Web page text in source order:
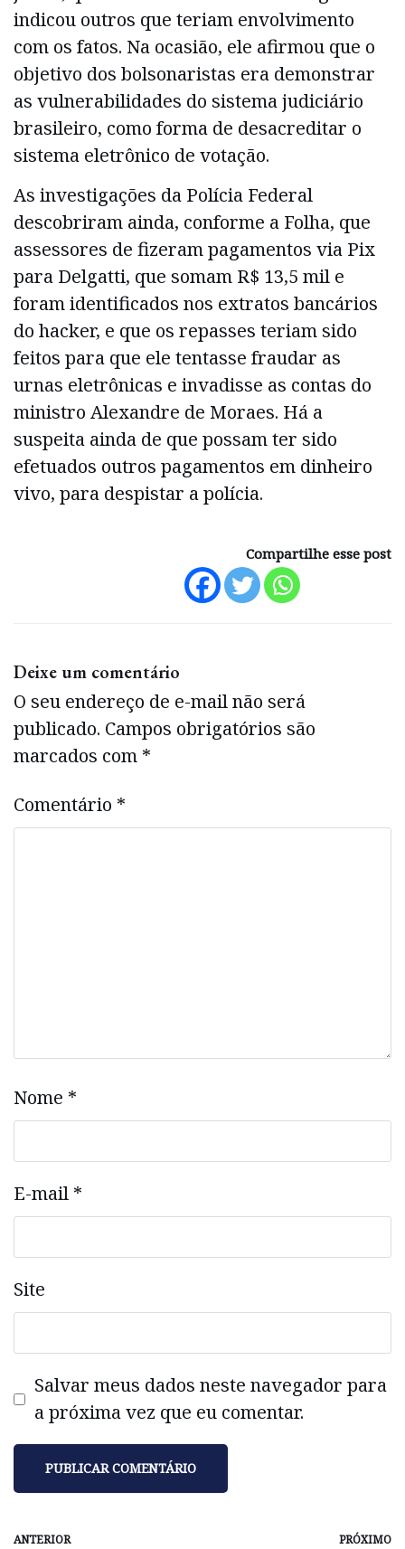
indicou outros que teriam envolvimento
com os fatos. Na ocasião, ele afirmou que o
objetivo dos bolsonaristas era demonstrar
as vulnerabilidades do sistema judiciário
brasileiro, como forma de desacreditar o
sistema eletrônico de votação.
As investigações da Polícia Federal
descobriram ainda, conforme a Folha, que
assessores de fizeram pagamentos via Pix
para Delgatti, que somam R$ 13,5 mil e
foram identificados nos extratos bancários
do hacker, e que os repasses teriam sido
feitos para que ele tentasse fraudar as
urnas eletrônicas e invadisse as contas do
ministro Alexandre de Moraes. Há a
suspeita ainda de que possam ter sido
efetuados outros pagamentos em dinheiro
vivo, para despistar a polícia.
Compartilhe esse post
Deixe um comentário
O seu endereço de e-mail não será
publicado. Campos obrigatórios são
marcados com *
Comentário *
Nome *
E-mail *
Site
Salvar meus dados neste navegador para
a próxima vez que eu comentar.
ANTERIOR PRÓXIMO